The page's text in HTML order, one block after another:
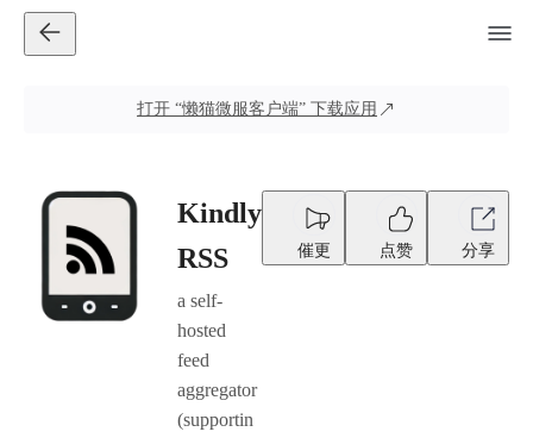
打开 “懒猫微服客户端” 下载应用
Kindly
RSS
a self-
hosted
feed
aggregator
(supportin
催更 点赞 分享